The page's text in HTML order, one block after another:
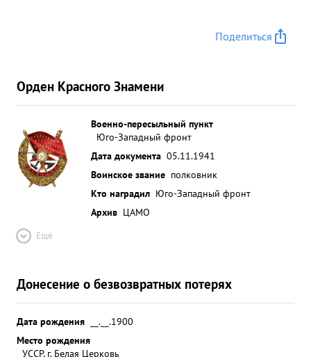
Поделиться
Орден Красного Знамени
Военно-пересыльный пункт
Юго-Западный фронт
Дата документа 05.11.1941
Воинское звание полковник
Кто наградил Юго-Западный фронт
Архив ЦАМО
Ещё
Донесение о безвозвратных потерях
Дата рождения
__.__.1900
Место рождения
УССР, г. Белая Церковь